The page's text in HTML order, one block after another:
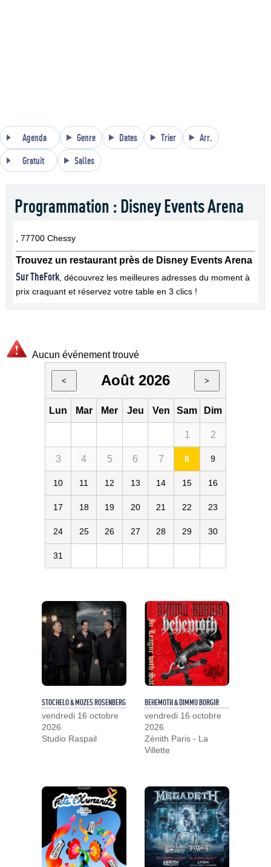
Agenda Genre Dates Trier Arr.
Gratuit Salles
Programmation : Disney Events Arena
, 77700 Chessy
Trouvez un restaurant près de Disney Events Arena
Sur TheFork , découvrez les meilleures adresses du moment à
prix craquant et réservez votre table en 3 clics !
Aucun événement trouvé
< Août 2026 >
Lun Mar Mer Jeu Ven Sam Dim
1 2
3 4 5 6 7 8 9
10 11 12 13 14 15 16
17 18 19 20 21 22 23
24 25 26 27 28 29 30
31
STOCHELO & MOZES ROSENBERG
vendredi 16 octobre
2026
Studio Raspail
BEHEMOTH & DIMMU BORGIR
vendredi 16 octobre
2026
Zénith Paris - La
Villette